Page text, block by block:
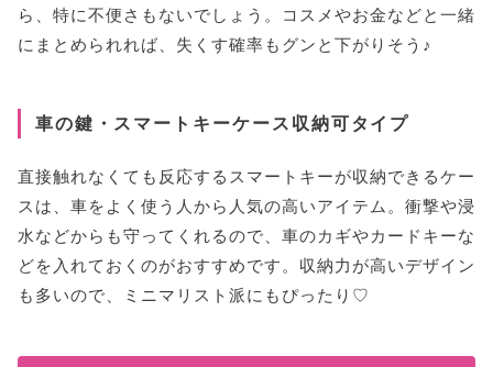
ら、特に不便さもないでしょう。コスメやお金などと一緒
にまとめられれば、失くす確率もグンと下がりそう♪
車の鍵・スマートキーケース収納可タイプ
直接触れなくても反応するスマートキーが収納できるケー
スは、車をよく使う人から人気の高いアイテム。衝撃や浸
水などからも守ってくれるので、車のカギやカードキーな
どを入れておくのがおすすめです。収納力が高いデザイン
も多いので、ミニマリスト派にもぴったり♡